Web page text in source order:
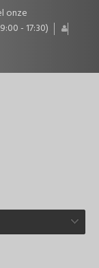
onze
- 17:30)